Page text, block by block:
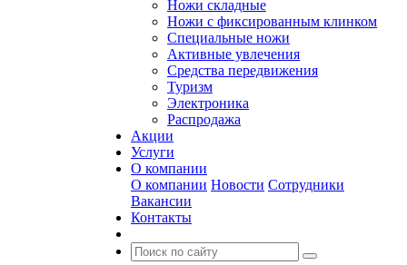
Ножи складные
Ножи с фиксированным клинком
Специальные ножи
Активные увлечения
Средства передвижения
Туризм
Электроника
Распродажа
Акции
Услуги
О компании
О компании Новости Сотрудники
Вакансии
Контакты